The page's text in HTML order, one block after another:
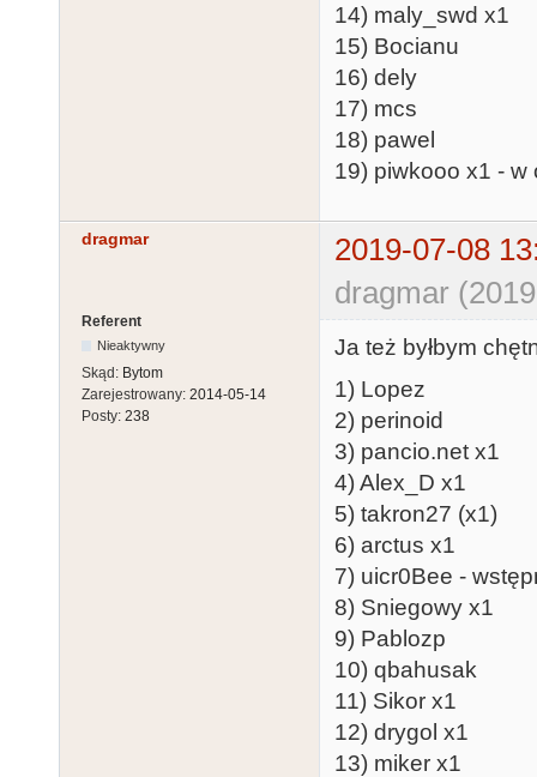
14) maly_swd x1
15) Bocianu
16) dely
17) mcs
18) pawel
19) piwkooo x1 - w
dragmar
2019-07-08
dragmar
Referent
Nieaktywny
Skąd: Bytom
Zarejestrowany: 2014-05-14
Posty: 238
Ja też byłbym
1) Lopez
2) perinoid
3) pancio.net x1
4) Alex_D x1
5) takron27 (x1)
6) arctus x1
7) uicr0Bee -
8) Sniegowy x1
9) Pablozp
10) qbahusak
11) Sikor x1
12) drygol x1
13) miker x1